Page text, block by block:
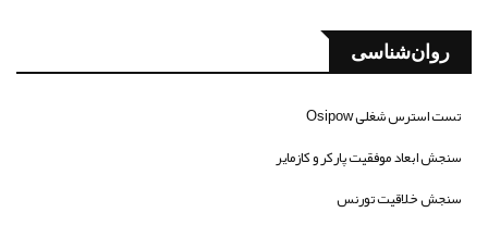
روان‌شناسی
تست استرس شغلی Osipow
سنجش ابعاد موفقیت پارکر و کازمایر
سنجش خلاقیت تورنس